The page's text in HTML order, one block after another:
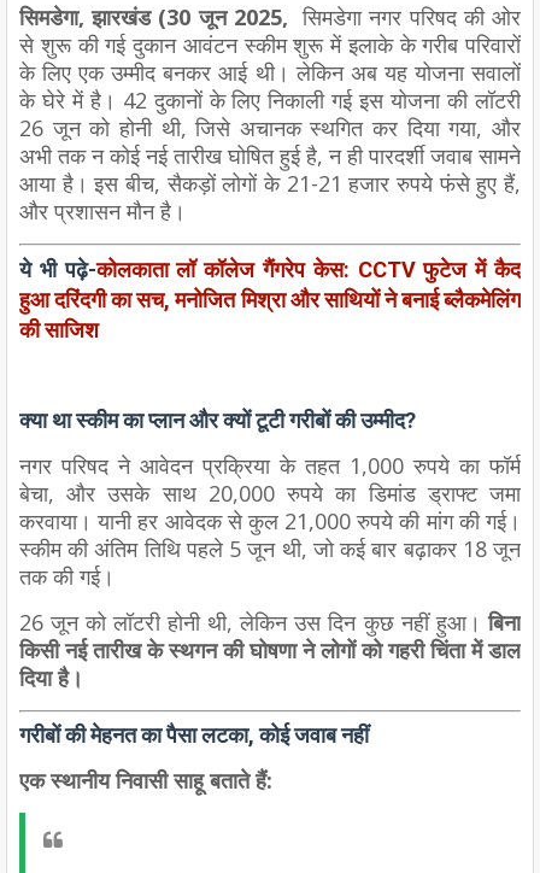
सिमडेगा, झारखंड (30 जून 2025, सिमडेगा नगर परिषद की ओर
से शुरू की गईदुकान आवंटन स्कीमशुरू में इलाके के गरीब परिवारों
के लिए एक उम्मीद बनकर आई थी। लेकिन अब यह योजना सवालों
के घेरे में है। 42 दुकानों के लिए निकाली गई इस योजना की लॉटरी
26 जून को होनी थी, जिसे अचानक स्थगित कर दिया गया, और
अभी तक न कोई नई तारीख घोषित हुई है, न ही पारदर्शी जवाब सामने
आया है। इस बीच,सैकड़ों लोगों के 21-21 हजार रुपये फंसे हुए हैं,
और प्रशासन मौन है।
ये भी पढ़े-कोलकाता लॉ कॉलेज गैंगरेप केस: CCTV फुटेज में कैद
हुआ दरिंदगी का सच, मनोजित मिश्रा और साथियों ने बनाई ब्लैकमेलिंग
की साजिश
क्या था स्कीम का प्लान और क्यों टूटी गरीबों की उम्मीद?
नगर परिषद ने आवेदन प्रक्रिया के तहत 1,000 रुपये का फॉर्म
बेचा, और उसके साथ 20,000 रुपये काडिमांड ड्राफ्टजमा
करवाया। यानी हर आवेदक से कुल 21,000 रुपये की मांग की गई।
स्कीम की अंतिम तिथि पहले 5 जून थी, जो कई बार बढ़ाकर 18 जून
तक की गई।
26 जून को लॉटरी होनी थी, लेकिन उस दिन कुछ नहीं हुआ।बिना
किसी नई तारीख के स्थगन की घोषणा ने लोगों को गहरी चिंता में डाल
दिया है।
गरीबों की मेहनत का पैसा लटका, कोई जवाब नहीं
एक स्थानीय निवासी साहू बताते हैं: